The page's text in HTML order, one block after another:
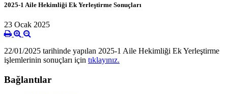
2025-1 Aile Hekimliği Ek Yerleştirme Sonuçları
23 Ocak 2025
22/01/2025 tarihinde yapılan 2025-1 Aile Hekimliği Ek Yerleştirme
işlemlerinin sonuçları için tıklayınız.
Bağlantılar